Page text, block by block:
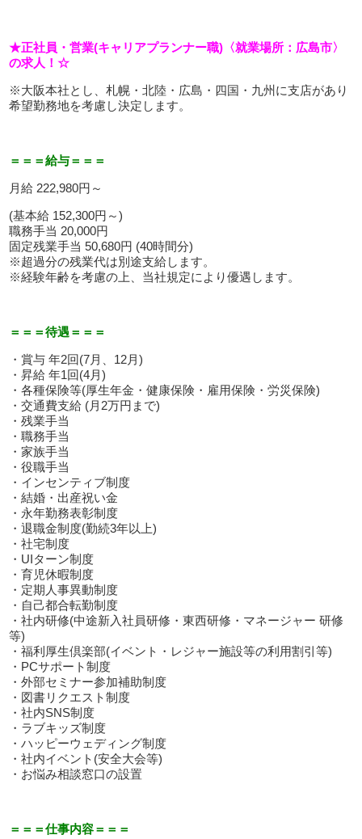
★正社員・営業(キャリアプランナー職)〈就業場所：広島市〉
の求人！☆
※大阪本社とし、札幌・北陸・広島・四国・九州に支店があり
希望勤務地を考慮し決定します。
＝＝＝給与＝＝＝
月給 222,980円～
(基本給 152,300円～)
職務手当 20,000円
固定残業手当 50,680円 (40時間分)
※超過分の残業代は別途支給します。
※経験年齢を考慮の上、当社規定により優遇します。
＝＝＝待遇＝＝＝
・賞与 年2回(7月、12月)
・昇給 年1回(4月)
・各種保険等(厚生年金・健康保険・雇用保険・労災保険)
・交通費支給 (月2万円まで)
・残業手当
・職務手当
・家族手当
・役職手当
・インセンティブ制度
・結婚・出産祝い金
・永年勤務表彰制度
・退職金制度(勤続3年以上)
・社宅制度
・UIターン制度
・育児休暇制度
・定期人事異動制度
・自己都合転勤制度
・社内研修(中途新入社員研修・東西研修・マネージャー 研修
等)
・福利厚生倶楽部(イベント・レジャー施設等の利用割引等)
・PCサポート制度
・外部セミナー参加補助制度
・図書リクエスト制度
・社内SNS制度
・ラブキッズ制度
・ハッピーウェディング制度
・社内イベント(安全大会等)
・お悩み相談窓口の設置
＝＝＝仕事内容＝＝＝